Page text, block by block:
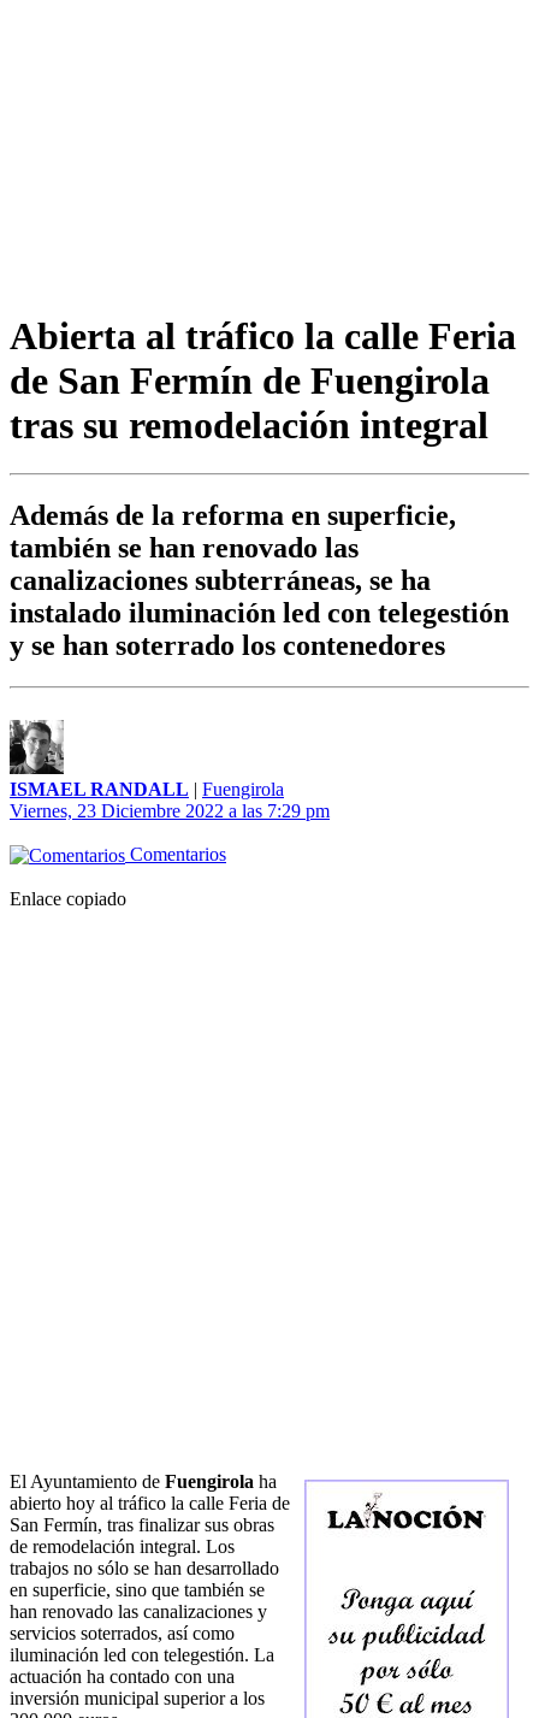
Abierta al tráfico la calle Feria
de San Fermín de Fuengirola
tras su remodelación integral
Además de la reforma en superficie,
también se han renovado las
canalizaciones subterráneas, se ha
instalado iluminación led con telegestión
y se han soterrado los contenedores
ISMAEL RANDALL | Fuengirola
Viernes, 23 Diciembre 2022 a las 7:29 pm
Comentarios
Enlace copiado
El Ayuntamiento de Fuengirola ha
abierto hoy al tráfico la calle Feria de
San Fermín, tras finalizar sus obras
de remodelación integral. Los
trabajos no sólo se han desarrollado
en superficie, sino que también se
han renovado las canalizaciones y
servicios soterrados, así como
iluminación led con telegestión. La
actuación ha contado con una
inversión municipal superior a los